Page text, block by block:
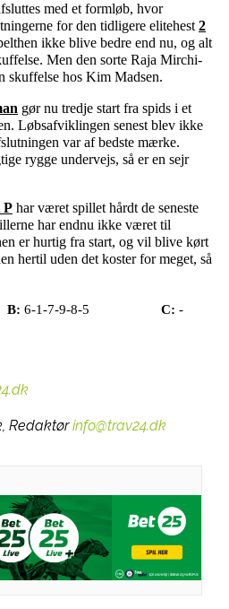
med et formløb, hvor
for den tidligere elitehest2
ikke blive bedre end nu, og alt
Men den sorte Raja Mirchi-
skuffelse hos Kim Madsen.
gør nu tredje start fra spids i et
Løbsafviklingen senest blev ikke
var af bedste mærke.
rygge undervejs, så er en sejr
P har været spillet hårdt de seneste
har endnu ikke været til
er hurtig fra start, og vil blive kørt
hertil uden det koster for meget, så
B: 6-1-7-9-8-5 C: -
Redaktør info@trav24.dk